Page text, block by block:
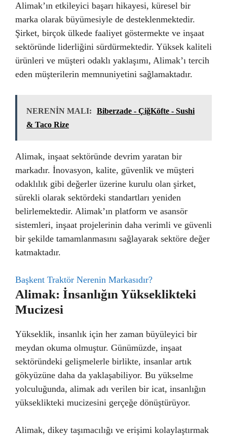
Alimak’ın etkileyici başarı hikayesi, küresel bir
marka olarak büyümesiyle de desteklenmektedir.
Şirket, birçok ülkede faaliyet göstermekte ve inşaat
sektöründe liderliğini sürdürmektedir. Yüksek kaliteli
ürünleri ve müşteri odaklı yaklaşımı, Alimak’ı tercih
eden müşterilerin memnuniyetini sağlamaktadır.
NERENİN MALI:
Biberzade - ÇiğKöfte - Sushi
& Taco Rize
Alimak, inşaat sektöründe devrim yaratan bir
markadır. İnovasyon, kalite, güvenlik ve müşteri
odaklılık gibi değerler üzerine kurulu olan şirket,
sürekli olarak sektördeki standartları yeniden
belirlemektedir. Alimak’ın platform ve asansör
sistemleri, inşaat projelerinin daha verimli ve güvenli
bir şekilde tamamlanmasını sağlayarak sektöre değer
katmaktadır.
Başkent Traktör Nerenin Markasıdır?
Alimak: İnsanlığın Yükseklikteki
Mucizesi
Yükseklik, insanlık için her zaman büyüleyici bir
meydan okuma olmuştur. Günümüzde, inşaat
sektöründeki gelişmelerle birlikte, insanlar artık
gökyüzüne daha da yaklaşabiliyor. Bu yükselme
yolculuğunda, alimak adı verilen bir icat, insanlığın
yükseklikteki mucizesini gerçeğe dönüştürüyor.
Alimak, dikey taşımacılığı ve erişimi kolaylaştırmak